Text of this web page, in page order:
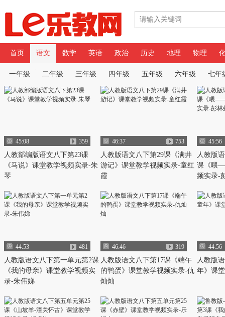
首页 语文 数学 英语 政治 历史 地理 物理
专辑
一年级 二年级 三年级 四年级 五年级 六年级 七年
语文名师课堂 视频筛选
45:08 359
人教部编版语文八下第23课
《马说》课堂教学视频实录-朱
琴
46:37 753
人教版语文八下第29课《满井
游记》课堂教学视频实录-童红
霞
45:56
人教版
课《喂
频实录-
44:53 481
人教版语文八下第一单元第2课
《我的母亲》课堂教学视频实
录-朱伟娣
46:46 319
人教版语文八下第17课《端午
的鸭蛋》课堂教学视频实录-仇
灿灿
44:56
人教版
年》课